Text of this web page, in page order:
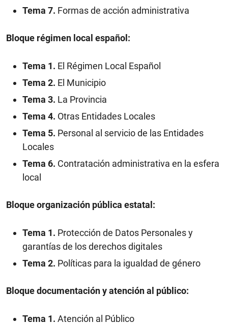
Tema 7. Formas de acción administrativa
Bloque régimen local español:
Tema 1. El Régimen Local Español
Tema 2. El Municipio
Tema 3. La Provincia
Tema 4. Otras Entidades Locales
Tema 5. Personal al servicio de las Entidades
Locales
Tema 6. Contratación administrativa en la esfera
local
Bloque organización pública estatal:
Tema 1. Protección de Datos Personales y
garantías de los derechos digitales
Tema 2. Políticas para la igualdad de género
Bloque documentación y atención al público:
Tema 1. Atención al Público